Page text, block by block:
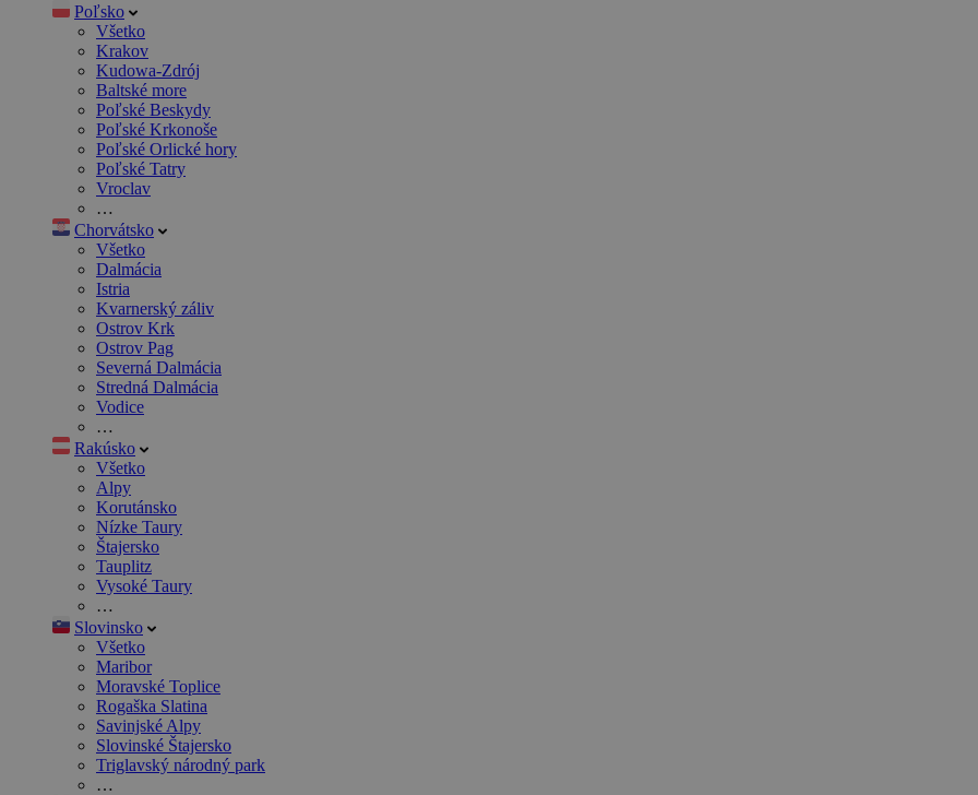
Poľsko
Všetko
Krakov
Kudowa-Zdrój
Baltské more
Poľské Beskydy
Poľské Krkonoše
Poľské Orlické hory
Poľské Tatry
Vroclav
…
Chorvátsko
Všetko
Dalmácia
Istria
Kvarnerský záliv
Ostrov Krk
Ostrov Pag
Severná Dalmácia
Stredná Dalmácia
Vodice
…
Rakúsko
Všetko
Alpy
Korutánsko
Nízke Taury
Štajersko
Tauplitz
Vysoké Taury
…
Slovinsko
Všetko
Maribor
Moravské Toplice
Rogaška Slatina
Savinjské Alpy
Slovinské Štajersko
Triglavský národný park
…